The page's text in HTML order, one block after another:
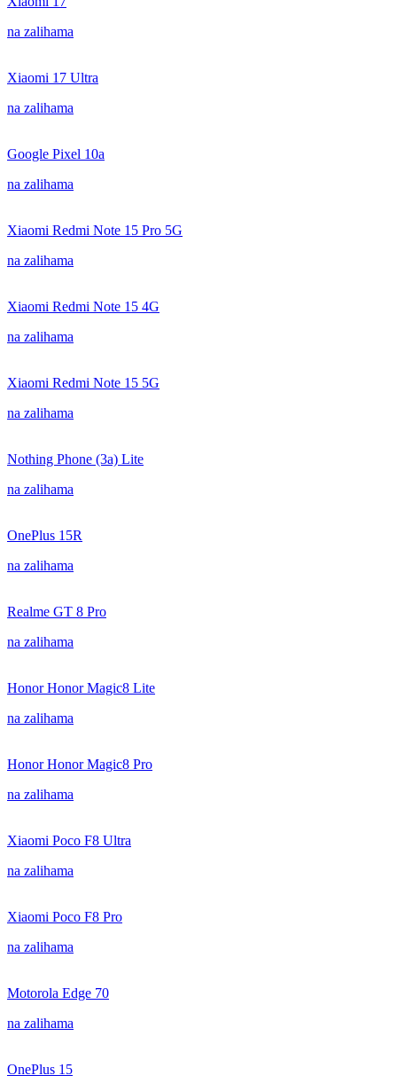
na zalihama
Xiaomi 17 Ultra
na zalihama
Google Pixel 10a
na zalihama
Xiaomi Redmi Note 15 Pro 5G
na zalihama
Xiaomi Redmi Note 15 4G
na zalihama
Xiaomi Redmi Note 15 5G
na zalihama
Nothing Phone (3a) Lite
na zalihama
OnePlus 15R
na zalihama
Realme GT 8 Pro
na zalihama
Honor Honor Magic8 Lite
na zalihama
Honor Honor Magic8 Pro
na zalihama
Xiaomi Poco F8 Ultra
na zalihama
Xiaomi Poco F8 Pro
na zalihama
Motorola Edge 70
na zalihama
OnePlus 15